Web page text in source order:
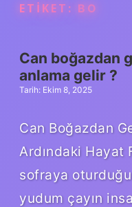
ETIKET: BO
Can boğazdan
anlama gelir ?
Tarih: Ekim 8, 2025
Can Boğazdan
Ardındaki Hayat
sofraya
yudum çayın